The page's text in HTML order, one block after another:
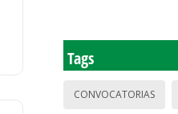
Tags
CONVOCATORIAS